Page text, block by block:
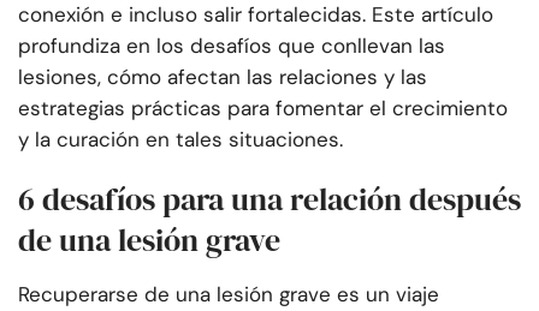
conexión e incluso salir fortalecidas. Este artículo
profundiza en los desafíos que conllevan las
lesiones, cómo afectan las relaciones y las
estrategias prácticas para fomentar el crecimiento
y la curación en tales situaciones.
6 desafíos para una relación después
de una lesión grave
Recuperarse de una lesión grave es un viaje